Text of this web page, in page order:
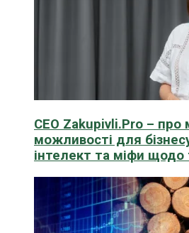
CEO Zakupivli.Pro – про
можливості для
інтелект та міфи щодо